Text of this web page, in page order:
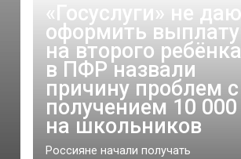
«‎Госуслуги» не
оформить выплату
на второго
в ПФР назвали
причину проблем с
получением 10 000
на школьников
Россияне начали получать